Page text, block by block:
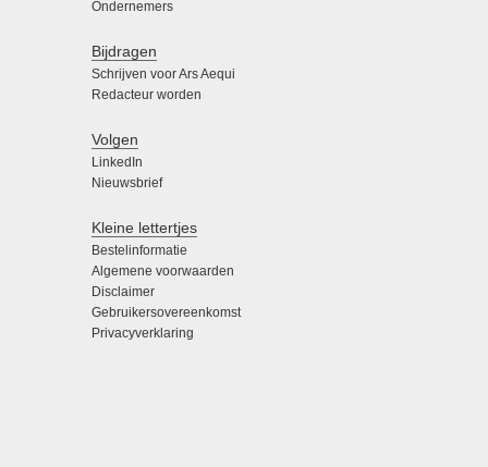
Ondernemers
Bijdragen
Schrijven voor Ars Aequi
Redacteur worden
Volgen
LinkedIn
Nieuwsbrief
Kleine lettertjes
Bestelinformatie
Algemene voorwaarden
Disclaimer
Gebruikersovereenkomst
Privacyverklaring